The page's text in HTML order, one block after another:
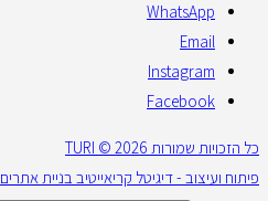
WhatsApp
Email
Instagram
Facebook
כל הזכויות שמורות 2026 © TURI
פיתוח ועיצוב - דיגיטל קריאייטיב בניית אתרים